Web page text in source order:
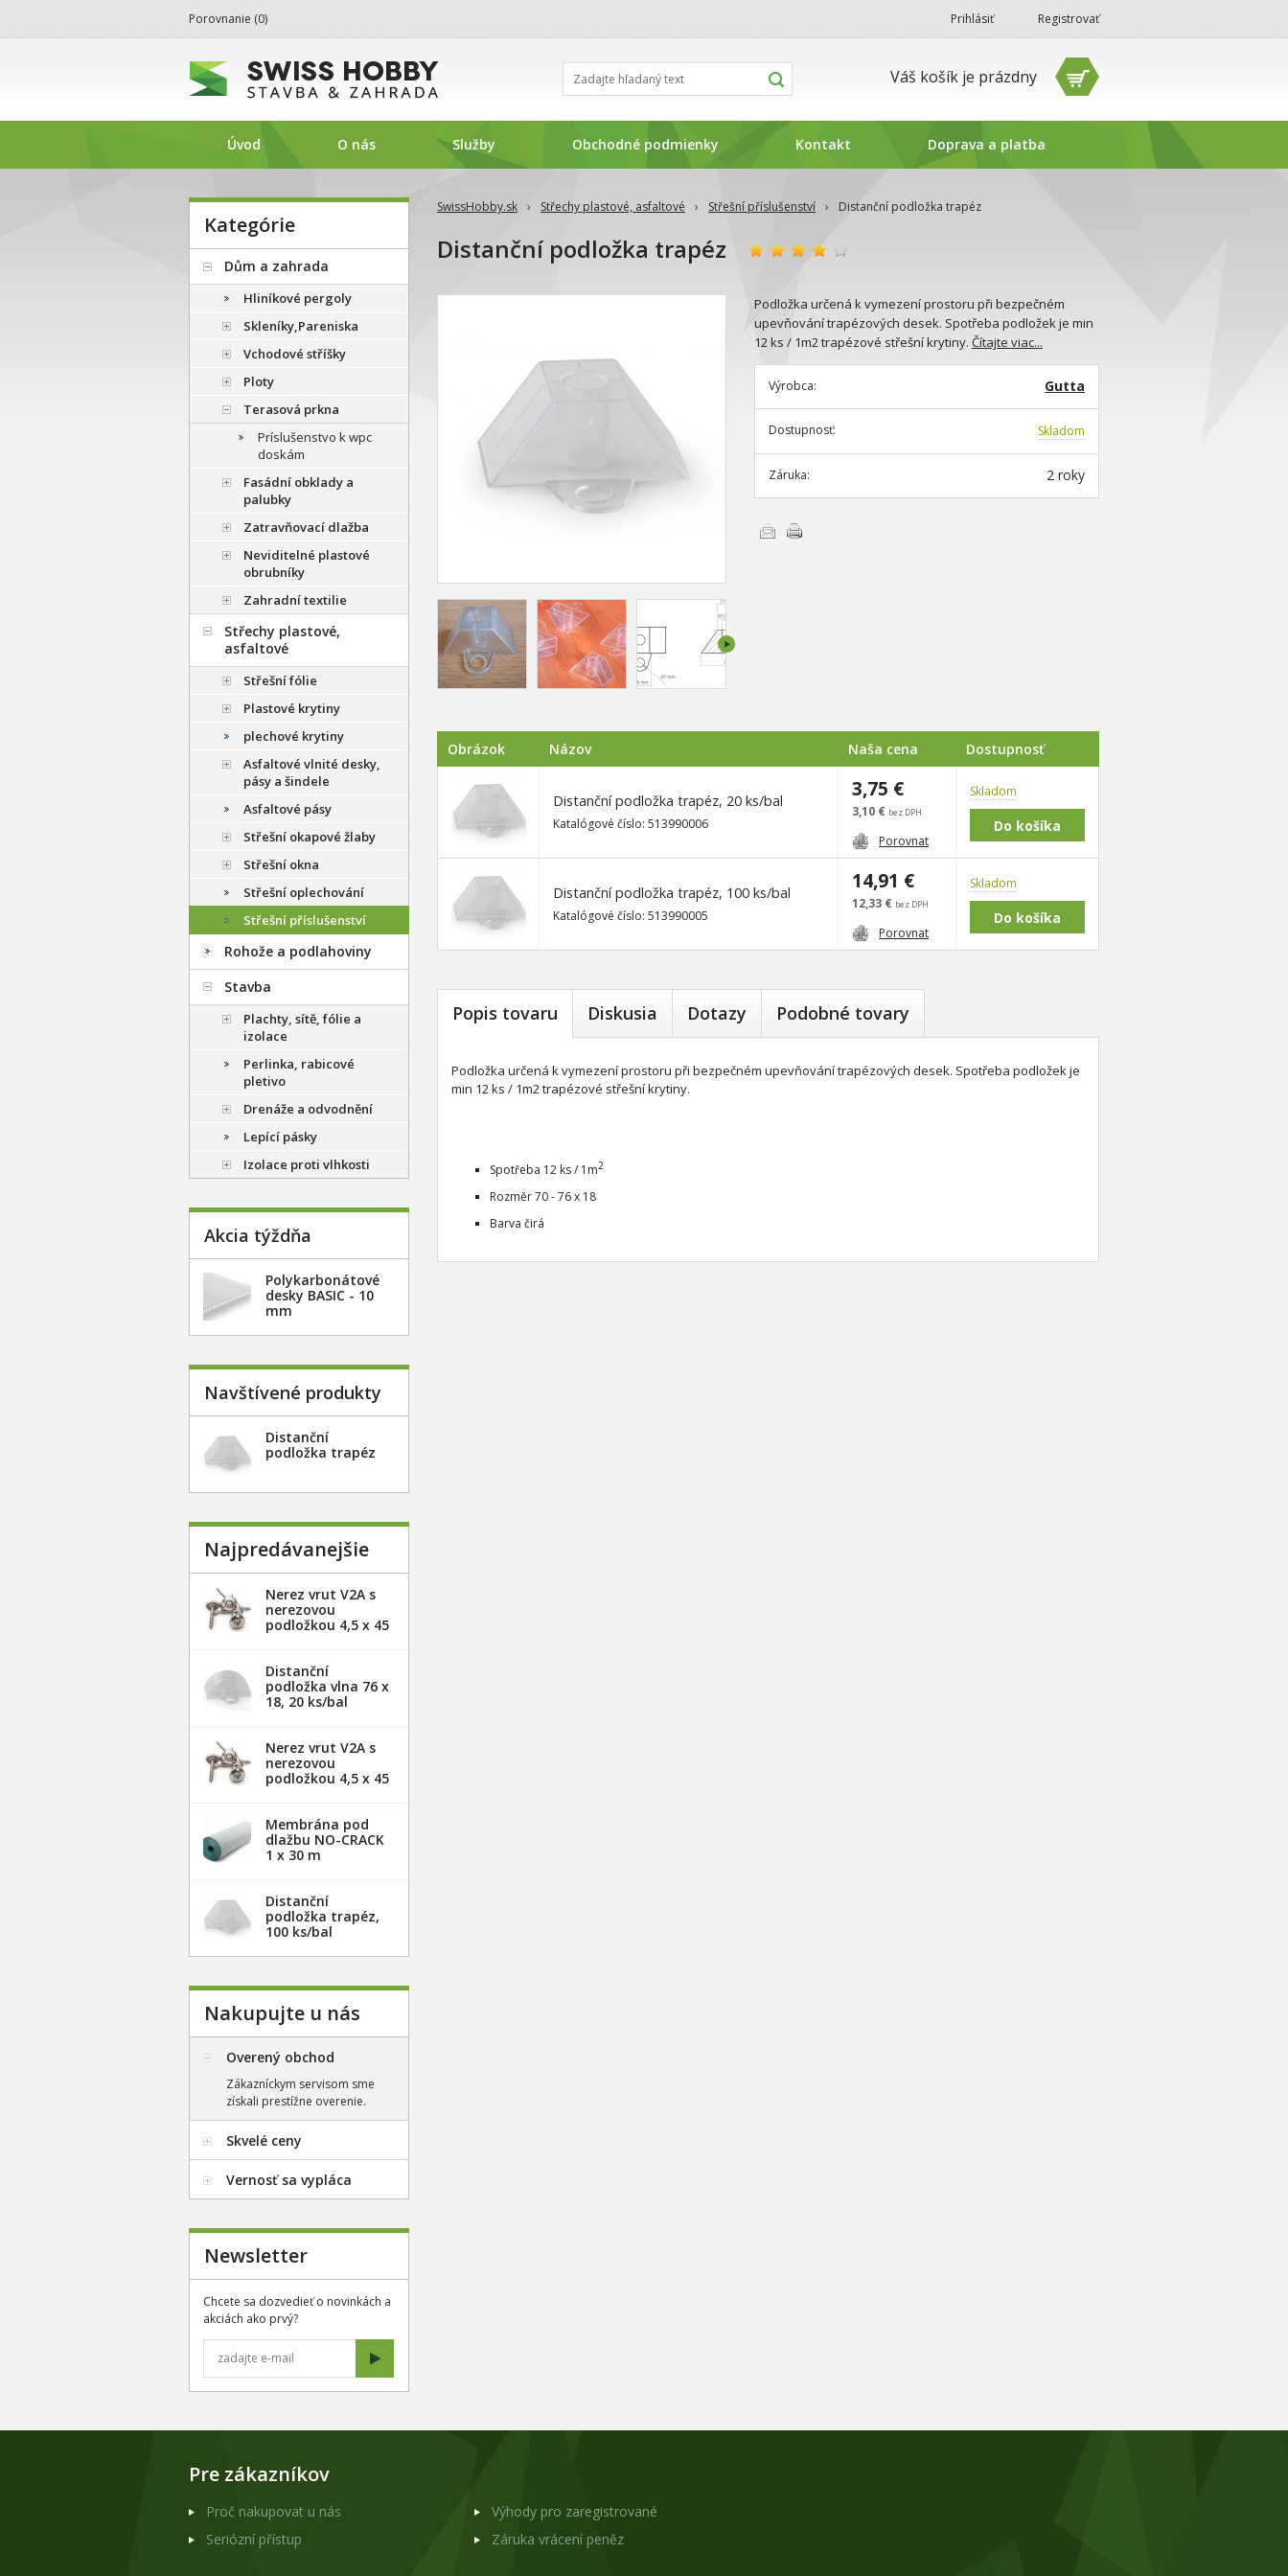
SwissHobby.sk › Střechy plastové, asfaltové › Střešní příslušenství › Distanční podložka trapéz
Distanční podložka trapéz
Podložka určená k vymezení prostoru při bezpečném
upevňování trapézových desek. Spotřeba podložek je min
12 ks / 1m2 trapézové střešní krytiny. Čítajte viac...
Výrobca: Gutta
Dostupnosť: Skladom
Záruka: 2 roky
Obrázok Názov Naša cena Dostupnosť
Distanční podložka trapéz, 20 ks/bal
Katalógové číslo: 513990006
3,75 €
3,10 € bez DPH
Porovnat
Skladom
Distanční podložka trapéz, 100 ks/bal
Katalógové číslo: 513990005
14,91 €
12,33 € bez DPH
Porovnat
Skladom
Popis tovaru Diskusia Dotazy Podobné tovary
Podložka určená k vymezení prostoru při bezpečném upevňování trapézových desek. Spotřeba podložek je
min 12 ks / 1m2 trapézové střešní krytiny.
Spotřeba 12 ks / 1m2
Rozměr 70 - 76 x 18
Barva čirá
Kategórie
Dům a zahrada
Hliníkové pergoly
Skleníky,Pareniska
Vchodové stříšky
Ploty
Terasová prkna
Príslušenstvo k wpc
doskám
Fasádní obklady a
palubky
Zatravňovací dlažba
Neviditelné plastové
obrubníky
Zahradní textilie
Střechy plastové,
asfaltové
Střešní fólie
Plastové krytiny
plechové krytiny
Asfaltové vlnité desky,
pásy a šindele
Asfaltové pásy
Střešní okapové žlaby
Střešní okna
Střešní oplechování
Střešní příslušenství
Rohože a podlahoviny
Stavba
Plachty, sítě, fólie a
izolace
Perlinka, rabicové
pletivo
Drenáže a odvodnění
Lepící pásky
Izolace proti vlhkosti
Akcia týždňa
Polykarbonátové
desky BASIC - 10
mm
Navštívené produkty
Distanční
podložka trapéz
Najpredávanejšie
Nerez vrut V2A s
nerezovou
podložkou 4,5 x 45
Distanční
podložka vlna 76 x
18, 20 ks/bal
Nerez vrut V2A s
nerezovou
podložkou 4,5 x 45
Membrána pod
dlažbu NO-CRACK
1 x 30 m
Distanční
podložka trapéz,
100 ks/bal
Nakupujte u nás
Overený obchod
Zákazníckym servisom sme
získali prestížne overenie.
Skvelé ceny
Vernosť sa vypláca
Newsletter
Chcete sa dozvedieť o novinkách a
akciách ako prvý?
Pre zákazníkov
Proč nakupovat u nás
Výhody pro zaregistrované
Seriózní přístup
Záruka vrácení peněz
Váš košík je prázdny
Porovnanie (0)
Úvod O nás Služby Obchodné podmienky Kontakt Doprava a platba
Registrovať
Prihlásiť